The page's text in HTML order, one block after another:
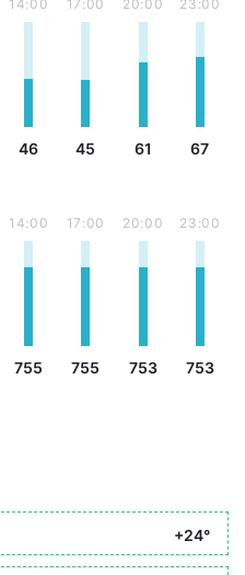
14:00
46
17:00
45
20:00
61
23:00
67
14:00
755
17:00
755
20:00
753
23:00
753
+24°